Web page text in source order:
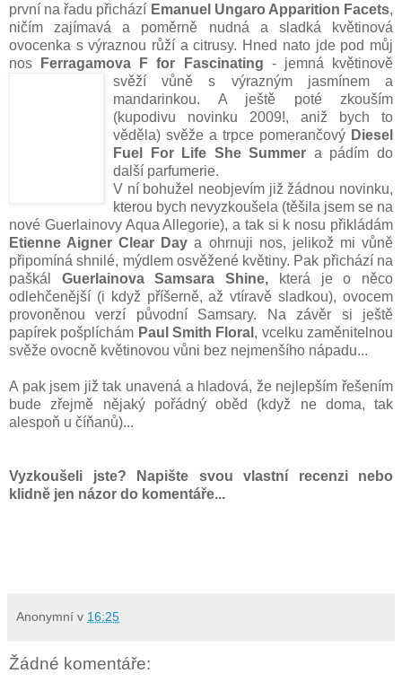
první na řadu přichází Emanuel Ungaro Apparition Facets,
ničím zajímavá a poměrně nudná a sladká květinová
ovocenka s výraznou růží a citrusy. Hned nato jde pod můj
nos
Ferragamova F for Fascinating - jemná květinově
svěží vůně s výrazným jasmínem a
mandarinkou. A ještě poté zkouším
(kupodivu novinku 2009!, aniž bych to
věděla) svěže a trpce pomerančový Diesel
Fuel For Life She Summer a pádím do
další parfumerie.
V ní bohužel neobjevím již žádnou novinku,
kterou bych nevyzkoušela (těšila jsem se na
nové Guerlainovy Aqua Allegorie), a tak si k nosu přikládám
Etienne Aigner Clear Day a ohrnuji nos, jelikož mi vůně
připomíná shnilé, mýdlem osvěžené květiny. Pak přichází na
paškál Guerlainova Samsara Shine, která je o něco
odlehčenější (i když příšerně, až vtíravě sladkou), ovocem
provoněnou verzí původní Samsary. Na závěr si ještě
papírek pošplíchám Paul Smith Floral , vcelku zaměnitelnou
svěže ovocně květinovou vůni bez nejmenšího nápadu...
A pak jsem již tak unavená a hladová, že nejlepším řešením
bude zřejmě nějaký pořádný oběd (když ne doma, tak
alespoň u číňanů)...
Vyzkoušeli jste? Napište svou vlastní recenzi nebo
klidně jen názor do komentáře...
Anonymní v 16:25
Žádné komentáře: